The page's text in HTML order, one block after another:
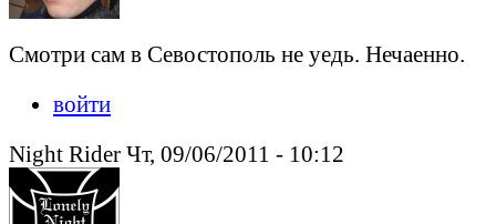
Смотри сам в Севостополь не уедь. Нечаенно.
войти
Night Rider Чт, 09/06/2011 - 10:12